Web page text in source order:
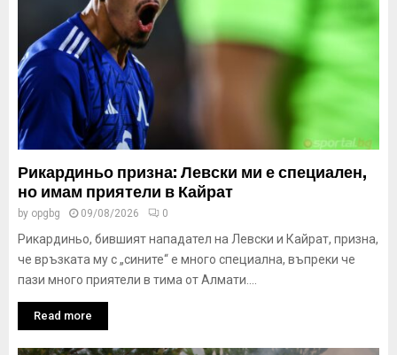
Рикардиньо призна: Левски ми е специален,
но имам приятели в Кайрат
by opgbg 09/08/2026 0
Рикардиньо, бившият нападател на Левски и Кайрат, призна,
че връзката му с „сините“ е много специална, въпреки че
пази много приятели в тима от Алмати....
Read more